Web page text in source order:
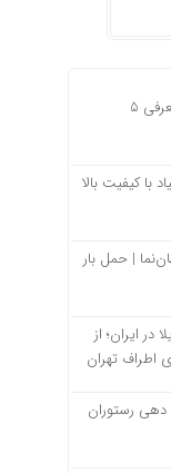
قهوه باکیفیت از کجا بخریم؟ معرفی ۵
| حمل بار
در ایران؛ از
اطراف تهران
رستوران